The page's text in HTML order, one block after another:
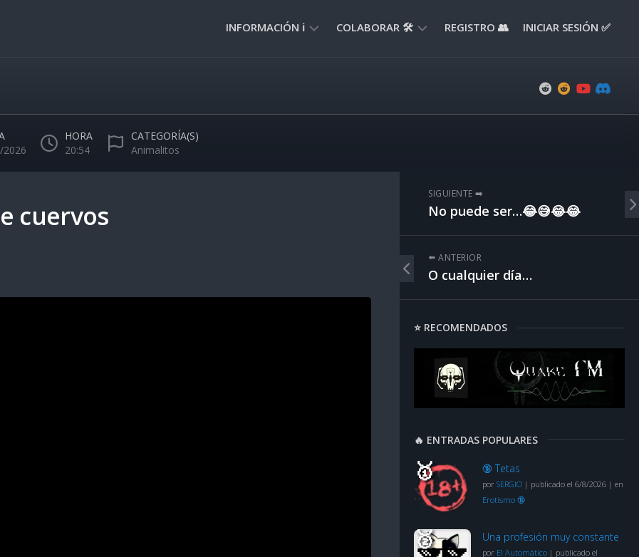
INFORMACIÓN ℹ️
NORMAS
COLABORAR 🛠️ REGISTRO 👥 INICIAR SESIÓN ✅
2026
HORA
20:54
CATEGORÍA(S)
Animalitos
cuervos
SIGUIENTE ➡️
No puede ser…😂😅😂😂
⬅️ ANTERIOR
O cualquier día…
⭐ RECOMENDADOS
🔥 ENTRADAS POPULARES
🔞 Tetas
por SERGIO | publicado el 6/8/2026 | en
Erotismo 🔞
Una profesión muy constante
por El Automático | publicado el